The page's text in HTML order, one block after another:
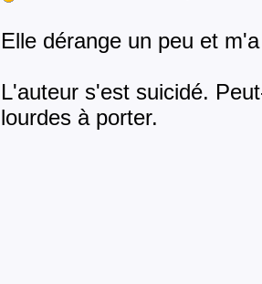
Elle dérange un peu et
L'auteur s'est suicidé.
lourdes à porter.